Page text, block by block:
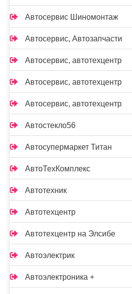
Автосервис Шиномонтаж
Автосервис, Автозапчасти
Автосервис, автотехцентр
Автосервис, автотехцентр
Автосервис, автотехцентр
Автостекло56
Автосупермаркет Титан
АвтоТехКомплекс
Автотехник
Автотехцентр
Автотехцентр на Элсибе
Автоэлектрик
Автоэлектроника +